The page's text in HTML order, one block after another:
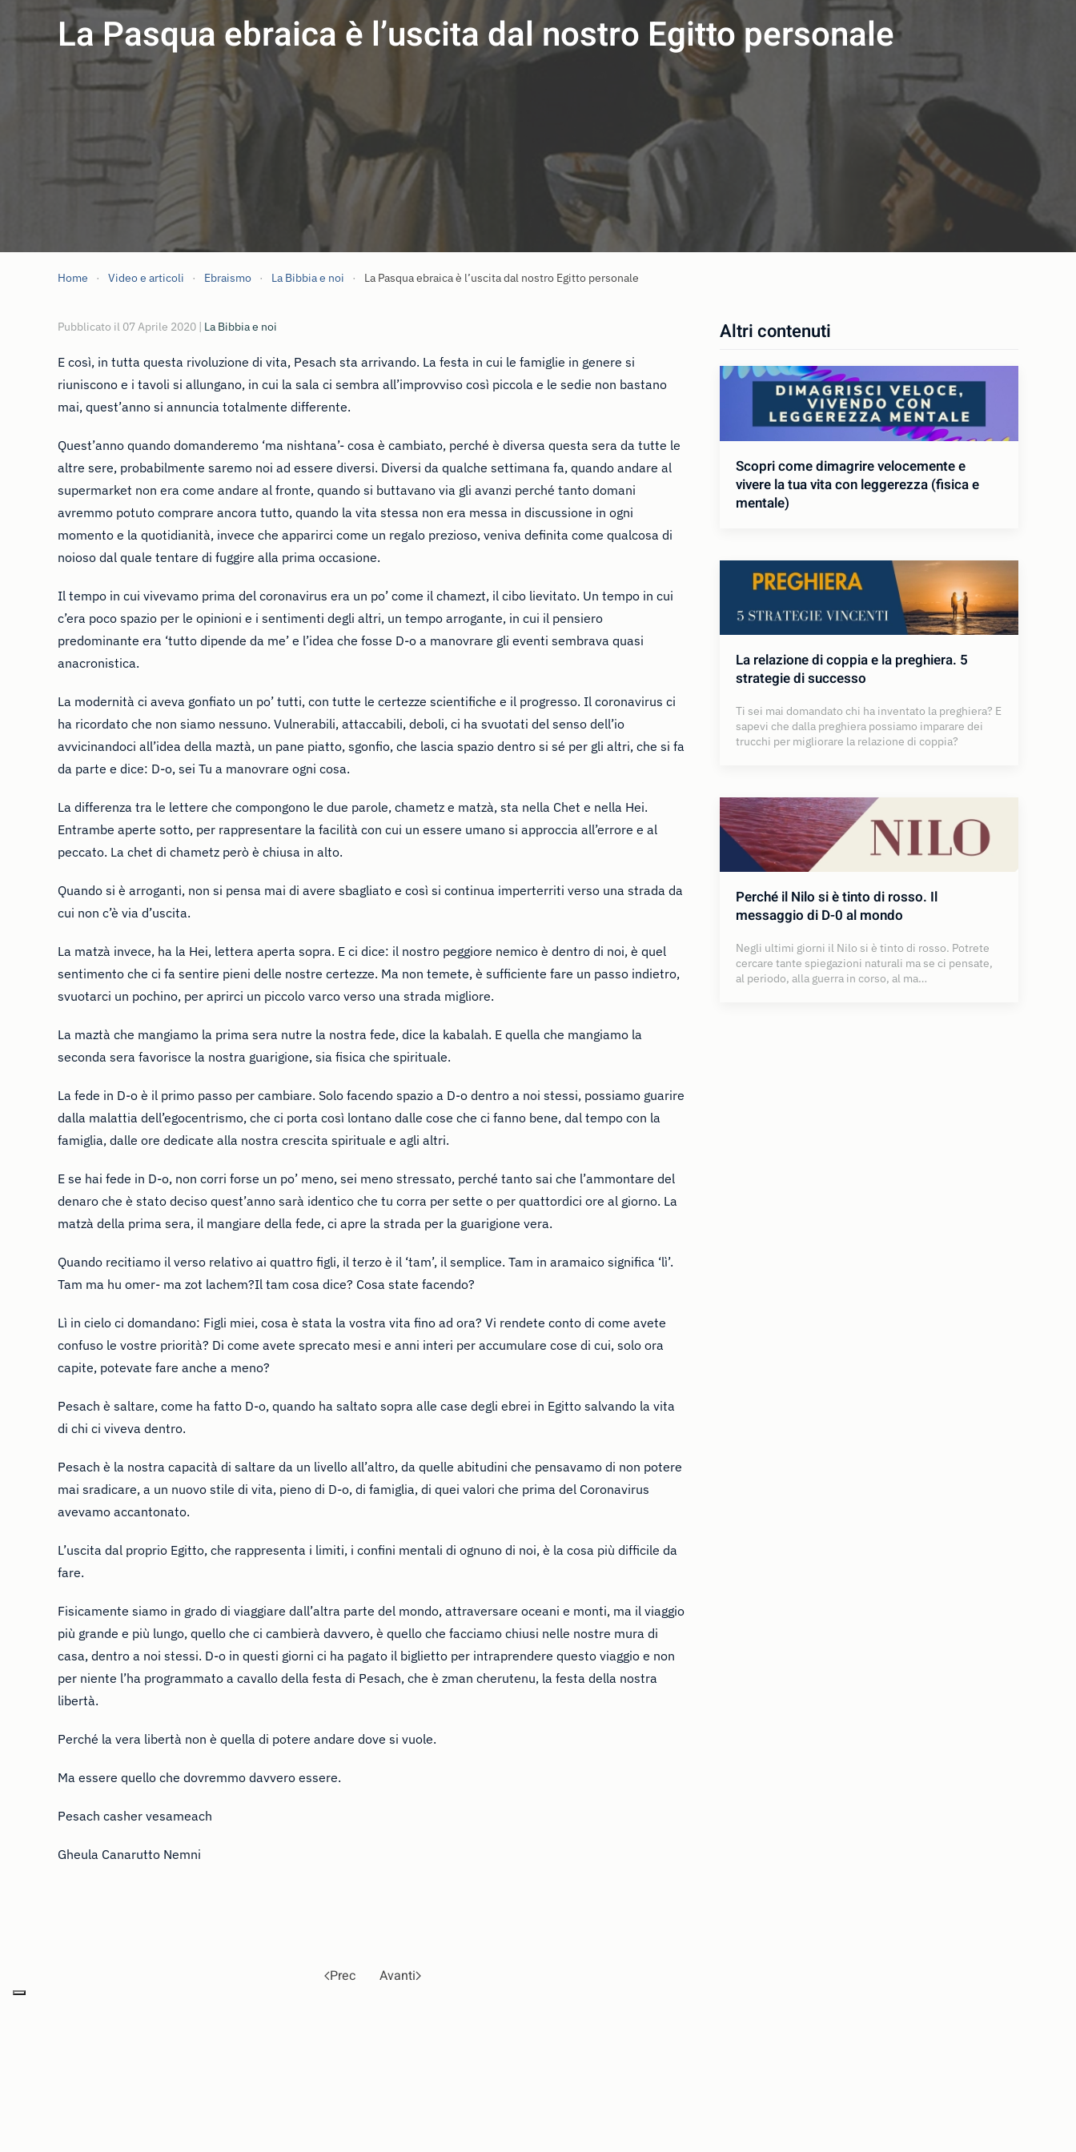
La Pasqua ebraica è l’uscita dal nostro Egitto personale
Home Video e articoli Ebraismo La Bibbia e noi La Pasqua ebraica è l’uscita dal nostro Egitto personale
Pubblicato il 07 Aprile 2020 | La Bibbia e noi
E così, in tutta questa rivoluzione di vita, Pesach sta arrivando. La festa in cui le famiglie in genere si
riuniscono e i tavoli si allungano, in cui la sala ci sembra all’improvviso così piccola e le sedie non bastano
mai, quest’anno si annuncia totalmente differente.
Quest’anno quando domanderemo ‘ma nishtana’- cosa è cambiato, perché è diversa questa sera da tutte le
altre sere, probabilmente saremo noi ad essere diversi. Diversi da qualche settimana fa, quando andare al
supermarket non era come andare al fronte, quando si buttavano via gli avanzi perché tanto domani
avremmo potuto comprare ancora tutto, quando la vita stessa non era messa in discussione in ogni
momento e la quotidianità, invece che apparirci come un regalo prezioso, veniva definita come qualcosa di
noioso dal quale tentare di fuggire alla prima occasione.
Il tempo in cui vivevamo prima del coronavirus era un po’ come il chamezt, il cibo lievitato. Un tempo in cui
c’era poco spazio per le opinioni e i sentimenti degli altri, un tempo arrogante, in cui il pensiero
predominante era ‘tutto dipende da me’ e l’idea che fosse D-o a manovrare gli eventi sembrava quasi
anacronistica.
La modernità ci aveva gonfiato un po’ tutti, con tutte le certezze scientifiche e il progresso. Il coronavirus ci
ha ricordato che non siamo nessuno. Vulnerabili, attaccabili, deboli, ci ha svuotati del senso dell’io
avvicinandoci all’idea della maztà, un pane piatto, sgonfio, che lascia spazio dentro si sé per gli altri, che si fa
da parte e dice: D-o, sei Tu a manovrare ogni cosa.
La differenza tra le lettere che compongono le due parole, chametz e matzà, sta nella Chet e nella Hei.
Entrambe aperte sotto, per rappresentare la facilità con cui un essere umano si approccia all’errore e al
peccato. La chet di chametz però è chiusa in alto.
Quando si è arroganti, non si pensa mai di avere sbagliato e così si continua imperterriti verso una strada da
cui non c’è via d’uscita.
La matzà invece, ha la Hei, lettera aperta sopra. E ci dice: il nostro peggiore nemico è dentro di noi, è quel
sentimento che ci fa sentire pieni delle nostre certezze. Ma non temete, è sufficiente fare un passo indietro,
svuotarci un pochino, per aprirci un piccolo varco verso una strada migliore.
La maztà che mangiamo la prima sera nutre la nostra fede, dice la kabalah. E quella che mangiamo la
seconda sera favorisce la nostra guarigione, sia fisica che spirituale.
La fede in D-o è il primo passo per cambiare. Solo facendo spazio a D-o dentro a noi stessi, possiamo guarire
dalla malattia dell’egocentrismo, che ci porta così lontano dalle cose che ci fanno bene, dal tempo con la
famiglia, dalle ore dedicate alla nostra crescita spirituale e agli altri.
E se hai fede in D-o, non corri forse un po’ meno, sei meno stressato, perché tanto sai che l’ammontare del
denaro che è stato deciso quest’anno sarà identico che tu corra per sette o per quattordici ore al giorno. La
matzà della prima sera, il mangiare della fede, ci apre la strada per la guarigione vera.
Quando recitiamo il verso relativo ai quattro figli, il terzo è il ‘tam’, il semplice. Tam in aramaico significa ‘lì’.
Tam ma hu omer- ma zot lachem?Il tam cosa dice? Cosa state facendo?
Lì in cielo ci domandano: Figli miei, cosa è stata la vostra vita fino ad ora? Vi rendete conto di come avete
confuso le vostre priorità? Di come avete sprecato mesi e anni interi per accumulare cose di cui, solo ora
capite, potevate fare anche a meno?
Pesach è saltare, come ha fatto D-o, quando ha saltato sopra alle case degli ebrei in Egitto salvando la vita
di chi ci viveva dentro.
Pesach è la nostra capacità di saltare da un livello all’altro, da quelle abitudini che pensavamo di non potere
mai sradicare, a un nuovo stile di vita, pieno di D-o, di famiglia, di quei valori che prima del Coronavirus
avevamo accantonato.
L’uscita dal proprio Egitto, che rappresenta i limiti, i confini mentali di ognuno di noi, è la cosa più difficile da
fare.
Fisicamente siamo in grado di viaggiare dall’altra parte del mondo, attraversare oceani e monti, ma il viaggio
più grande e più lungo, quello che ci cambierà davvero, è quello che facciamo chiusi nelle nostre mura di
casa, dentro a noi stessi. D-o in questi giorni ci ha pagato il biglietto per intraprendere questo viaggio e non
per niente l’ha programmato a cavallo della festa di Pesach, che è zman cherutenu, la festa della nostra
libertà.
Perché la vera libertà non è quella di potere andare dove si vuole.
Ma essere quello che dovremmo davvero essere.
Pesach casher vesameach
Gheula Canarutto Nemni
Prec Avanti
Altri contenuti
Scopri come dimagrire velocemente e
vivere la tua vita con leggerezza (fisica e
mentale)
La relazione di coppia e la preghiera. 5
strategie di successo
Ti sei mai domandato chi ha inventato la preghiera? E
sapevi che dalla preghiera possiamo imparare dei
trucchi per migliorare la relazione di coppia?
Perché il Nilo si è tinto di rosso. Il
messaggio di D-0 al mondo
Negli ultimi giorni il Nilo si è tinto di rosso. Potrete
cercare tante spiegazioni naturali ma se ci pensate,
al periodo, alla guerra in corso, al ma…